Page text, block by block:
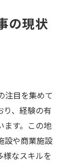
の現状
注目を集めて
り、経験の有
ます。この地
設や商業施設
様なスキルを